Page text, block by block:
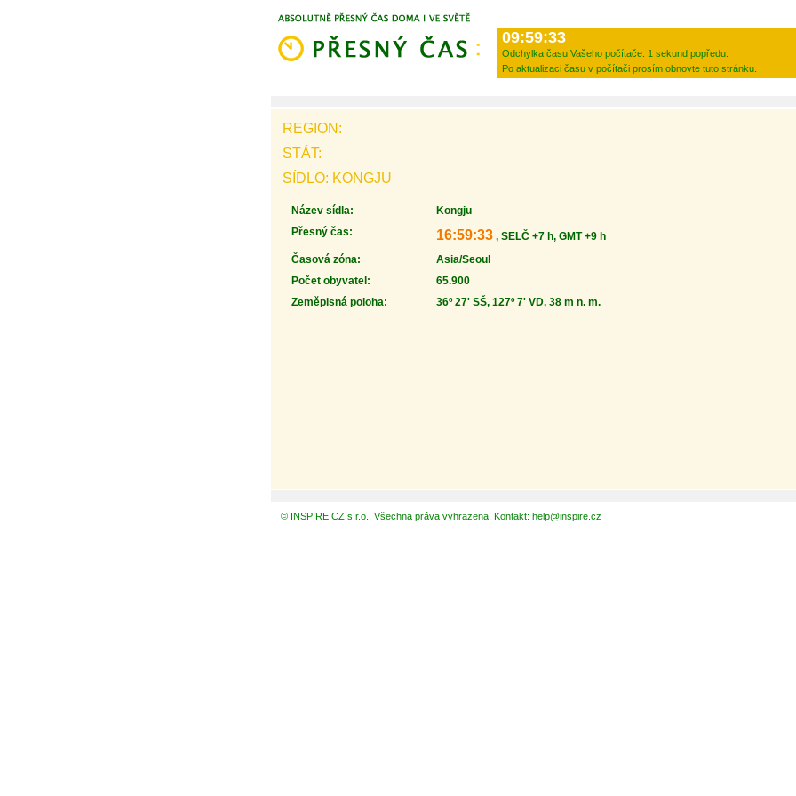
09:59:33
Odchylka času Vašeho počítače: 1 sekund popředu.
Po aktualizaci času v počítači prosím obnovte tuto stránku.
REGION:
STÁT:
SÍDLO: KONGJU
Název sídla:
Kongju
Přesný čas:
16:59:33 , SELČ +7 h, GMT +9 h
Časová zóna:
Asia/Seoul
Počet obyvatel:
65.900
Zeměpisná poloha:
36º 27' SŠ, 127º 7' VD, 38 m n. m.
© INSPIRE CZ s.r.o., Všechna práva vyhrazena. Kontakt: help@inspire.cz